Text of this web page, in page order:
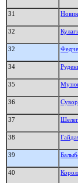
31
32
32
34
35
36
37
38
39
40